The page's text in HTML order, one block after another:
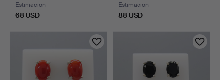
Estimación
68 USD
Estimación
88 USD